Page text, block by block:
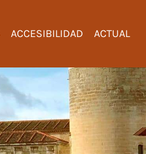
ACCESIBILIDAD ACTUAL